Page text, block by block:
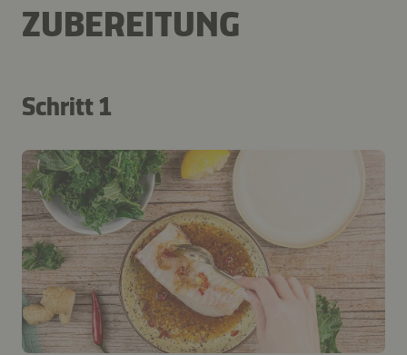
ZUBEREITUNG
Schritt 1